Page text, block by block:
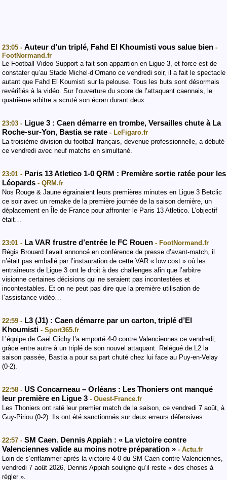
23:05 - Auteur d’un triplé, Fahd El Khoumisti vous salue bien -
FootNormand.fr
Le Football Video Support a fait son apparition en Ligue 3, et force est de
constater qu’au Stade Michel-d’Ornano ce vendredi soir, il a fait le spectacle
autant que Fahd El Koumisti sur la pelouse. Tous les buts sont désormais
revérifiés à la vidéo. Sur l’ouverture du score de l’attaquant caennais, le
quatrième arbitre a scruté son écran durant deux…
23:03 - Ligue 3 : Caen démarre en trombe, Versailles chute à La
Roche-sur-Yon, Bastia se rate - LeFigaro.fr
La troisième division du football français, devenue professionnelle, a débuté
ce vendredi avec neuf matchs en simultané.
23:01 - Paris 13 Atletico 1-0 QRM : Première sortie ratée pour les
Léopards - QRM.fr
Nos Rouge & Jaune égrainaient leurs premières minutes en Ligue 3 Betclic
ce soir avec un remake de la première journée de la saison dernière, un
déplacement en Île de France pour affronter le Paris 13 Atletico. L’objectif
était…
23:01 - La VAR frustre d’entrée le FC Rouen - FootNormand.fr
Régis Brouard l’avait annoncé en conférence de presse d’avant-match, il
n’était pas emballé par l’instauration de cette VAR « low cost » où les
entraîneurs de Ligue 3 ont le droit à des challenges afin que l’arbitre
visionne certaines décisions qui ne seraient pas incontestées et
incontestables. Et on ne peut pas dire que la première utilisation de
l’assistance vidéo…
22:59 - L3 (J1) : Caen démarre par un carton, triplé d’El
Khoumisti - Sport365.fr
L’équipe de Gaël Clichy l’a emporté 4-0 contre Valenciennes ce vendredi,
grâce entre autre à un triplé de son nouvel attaquant. Relégué de L2 la
saison passée, Bastia a pour sa part chuté chez lui face au Puy-en-Velay
(0-2).
22:58 - US Concarneau – Orléans : Les Thoniers ont manqué
leur première en Ligue 3 - Ouest-France.fr
Les Thoniers ont raté leur premier match de la saison, ce vendredi 7 août, à
Guy-Piriou (0-2). Ils ont été sanctionnés sur deux erreurs défensives.
22:57 - SM Caen. Dennis Appiah : « La victoire contre
Valenciennes valide au moins notre préparation » - Actu.fr
Loin de s’enflammer après la victoire 4-0 du SM Caen contre Valenciennes,
vendredi 7 août 2026, Dennis Appiah souligne qu’il reste « des choses à
régler ».